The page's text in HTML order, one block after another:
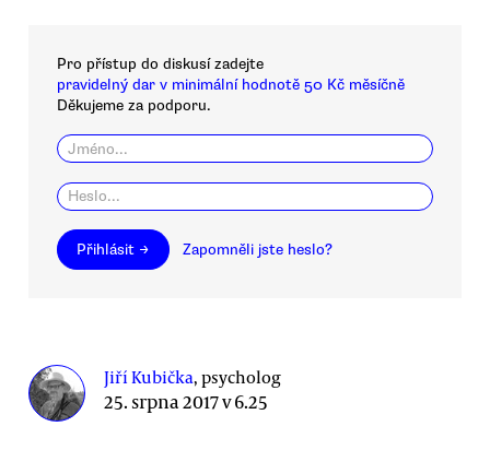
Pro přístup do diskusí zadejte
pravidelný dar v minimální hodnotě 50 Kč měsíčně
Děkujeme za podporu.
Přihlásit → Zapomněli jste heslo?
Jiří Kubička, psycholog
25. srpna 2017 v 6.25